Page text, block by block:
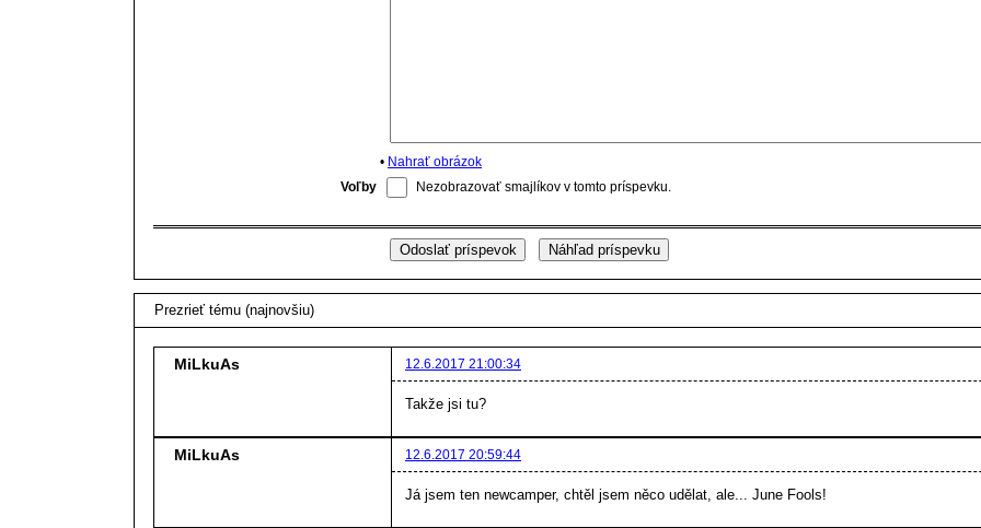
• Nahrať obrázok
Voľby
Nezobrazovať smajlíkov v tomto príspevku.
Prezrieť tému (najnovšiu)
MiLkuAs 12.6.2017 21:00:34
Takže jsi tu?
MiLkuAs 12.6.2017 20:59:44
Já jsem ten newcamper, chtěl jsem něco udělat, ale... June Fools!